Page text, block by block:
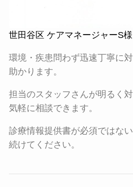
世田谷区 ケアマネージャーS様
環境・疾患問わず迅速丁寧に
助かります。
担当のスタッフさんが明るく
気軽に相談できます。
診療情報提供書が必須ではな
続けてください。